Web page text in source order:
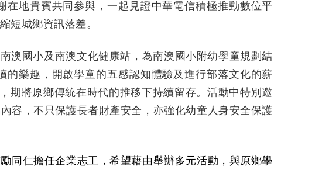
在地貴賓共同參與，一起見證中華電信積極推動數位平
短城鄉資訊落差。
澳國小及南澳文化健康站 ， 為南澳國小附幼學童規劃結
樂趣，開啟學童的五感認知體驗及進行部落文化的薪
，期將原鄉傳統在時代的推移下持續留存。活動中特別邀
容，不只保護長者財產安全，亦強化幼童人身安全保護
同仁擔任企業志工 ，希望藉由舉辦多元活動，與原鄉學